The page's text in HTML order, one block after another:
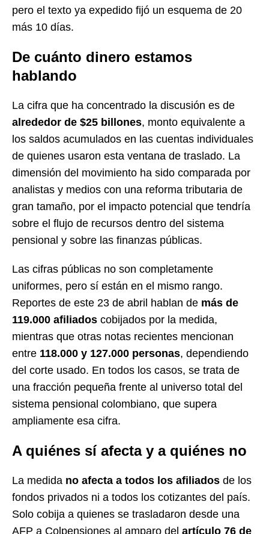
pero el texto ya expedido fijó un esquema de 20
más 10 días.
De cuánto dinero estamos
hablando
La cifra que ha concentrado la discusión es de
alrededor de $25 billones, monto equivalente a
los saldos acumulados en las cuentas individuales
de quienes usaron esta ventana de traslado. La
dimensión del movimiento ha sido comparada por
analistas y medios con una reforma tributaria de
gran tamaño, por el impacto potencial que tendría
sobre el flujo de recursos dentro del sistema
pensional y sobre las finanzas públicas.
Las cifras públicas no son completamente
uniformes, pero sí están en el mismo rango.
Reportes de este 23 de abril hablan de más de
119.000 afiliados cobijados por la medida,
mientras que otras notas recientes mencionan
entre 118.000 y 127.000 personas, dependiendo
del corte usado. En todos los casos, se trata de
una fracción pequeña frente al universo total del
sistema pensional colombiano, que supera
ampliamente esa cifra.
A quiénes sí afecta y a quiénes no
La medida no afecta a todos los afiliados de los
fondos privados ni a todos los cotizantes del país.
Solo cobija a quienes se trasladaron desde una
AFP a Colpensiones al amparo del artículo 76 de